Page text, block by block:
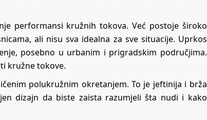
performansi kružnih tokova. Već postoje široko
ali nisu sva idealna za sve situacije. Uprkos
posebno u urbanim i prigradskim područjima.
kružne tokove.
polukružnim okretanjem. To je jeftinija i brža
dizajn da biste zaista razumjeli šta nudi i kako